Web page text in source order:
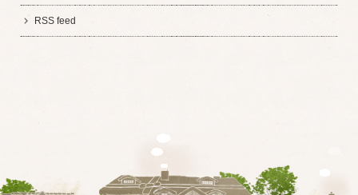
RSS feed